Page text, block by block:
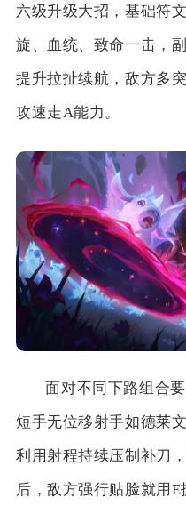
六级升级大招，基础符
旋、血统、致命一击，
提升拉扯续航，敌方多
攻速走A能力。
面对不同下路组合
短手无位移射手如德莱
利用射程持续压制补刀
后，敌方强行贴脸就用